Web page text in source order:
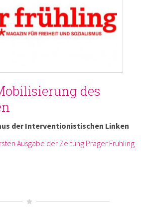
des
der Interventionistischen Linken
Ausgabe der Zeitung Prager Frühling